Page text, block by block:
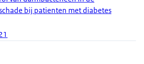
bij patienten met diabetes